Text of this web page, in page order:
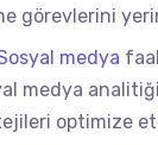
görevlerini
medya
medya
optimize